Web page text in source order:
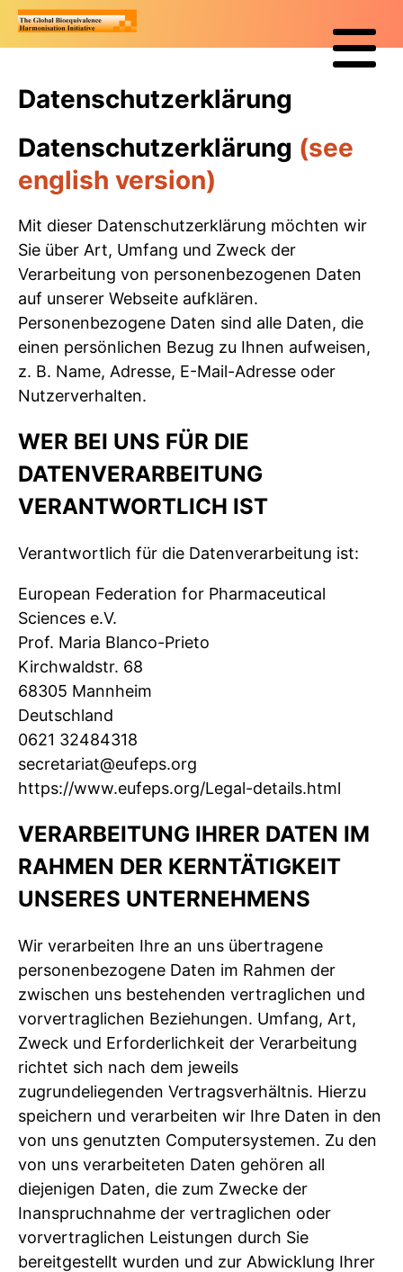
Datenschutzerklärung
Datenschutzerklärung (see
english version)
Mit dieser Datenschutzerklärung möchten wir
Sie über Art, Umfang und Zweck der
Verarbeitung von personenbezogenen Daten
auf unserer Webseite aufklären.
Personenbezogene Daten sind alle Daten, die
einen persönlichen Bezug zu Ihnen aufweisen,
z. B. Name, Adresse, E-Mail-Adresse oder
Nutzerverhalten.
WER BEI UNS FÜR DIE
DATENVERARBEITUNG
VERANTWORTLICH IST
Verantwortlich für die Datenverarbeitung ist:
European Federation for Pharmaceutical
Sciences e.V.
Prof. Maria Blanco-Prieto
Kirchwaldstr. 68
68305 Mannheim
Deutschland
0621 32484318
secretariat@eufeps.org
https://www.eufeps.org/Legal-details.html
VERARBEITUNG IHRER DATEN IM
RAHMEN DER KERNTÄTIGKEIT
UNSERES UNTERNEHMENS
Wir verarbeiten Ihre an uns übertragene
personenbezogene Daten im Rahmen der
zwischen uns bestehenden vertraglichen und
vorvertraglichen Beziehungen. Umfang, Art,
Zweck und Erforderlichkeit der Verarbeitung
richtet sich nach dem jeweils
zugrundeliegenden Vertragsverhältnis. Hierzu
speichern und verarbeiten wir Ihre Daten in den
von uns genutzten Computersystemen. Zu den
von uns verarbeiteten Daten gehören all
diejenigen Daten, die zum Zwecke der
Inanspruchnahme der vertraglichen oder
vorvertraglichen Leistungen durch Sie
bereitgestellt wurden und zur Abwicklung Ihrer